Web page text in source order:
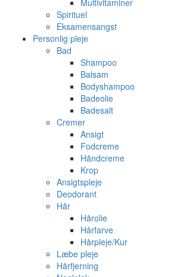
Multivitaminer
Spirituel
Eksamensangst
Personlig pleje
Bad
Shampoo
Balsam
Bodyshampoo
Badeolie
Badesalt
Cremer
Ansigt
Fodcreme
Håndcreme
Krop
Ansigtspleje
Deodorant
Hår
Hårolie
Hårfarve
Hårpleje/Kur
Læbe pleje
Hårfjerning